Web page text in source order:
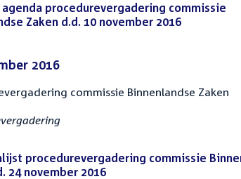
procedurevergadering commissie
Zaken d.d. 10 november 2016
2016
commissie Binnenlandse Zaken
procedurevergadering commissie
24 november 2016